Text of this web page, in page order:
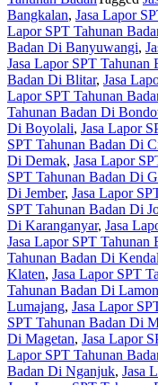
Bangkalan, Jasa Lapor
Lapor SPT Tahunan
Badan Di Banyuwangi,
Jasa Lapor SPT Tahunan
Badan Di Blitar, Jasa
Lapor SPT Tahunan
Tahunan Badan Di
Di Boyolali, Jasa Lapor
SPT Tahunan Badan Di
Di Demak, Jasa Lapor
SPT Tahunan Badan Di
Di Jember, Jasa Lapor
SPT Tahunan Badan Di
Di Karanganyar, Jasa
Jasa Lapor SPT
Tahunan Badan Di Kendal
Klaten, Jasa Lapor SPT
Tahunan Badan Di
Lumajang, Jasa Lapor
SPT Tahunan Badan Di
Di Magetan, Jasa Lapor
Lapor SPT Tahunan
Badan Di Nganjuk, Jasa